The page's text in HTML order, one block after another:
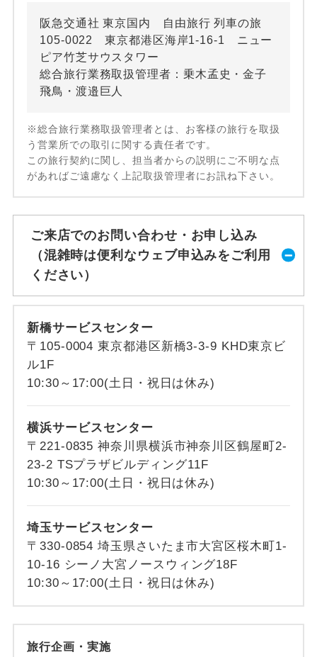
阪急交通社 東京国内 自由旅行 列車の旅
105-0022 東京都港区海岸1-16-1 ニュー
ピア竹芝サウスタワー
総合旅行業務取扱管理者：乗木孟史・金子
飛鳥・渡邉巨人
※総合旅行業務取扱管理者とは、お客様の旅行を取扱
う営業所での取引に関する責任者です。
この旅行契約に関し、担当者からの説明にご不明な点
があればご遠慮なく上記取扱管理者にお訊ね下さい。
ご来店でのお問い合わせ・お申し込み
（混雑時は便利なウェブ申込みをご利用
ください）
新橋サービスセンター
〒105-0004 東京都港区新橋3-3-9 KHD東京ビ
ル1F
10:30～17:00(土日・祝日は休み)
横浜サービスセンター
〒221-0835 神奈川県横浜市神奈川区鶴屋町2-
23-2 TSプラザビルディング11F
10:30～17:00(土日・祝日は休み)
埼玉サービスセンター
〒330-0854 埼玉県さいたま市大宮区桜木町1-
10-16 シーノ大宮ノースウィング18F
10:30～17:00(土日・祝日は休み)
旅行企画・実施